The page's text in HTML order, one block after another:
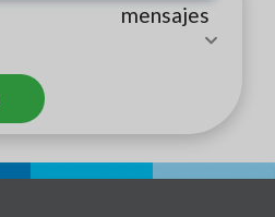
mensajes